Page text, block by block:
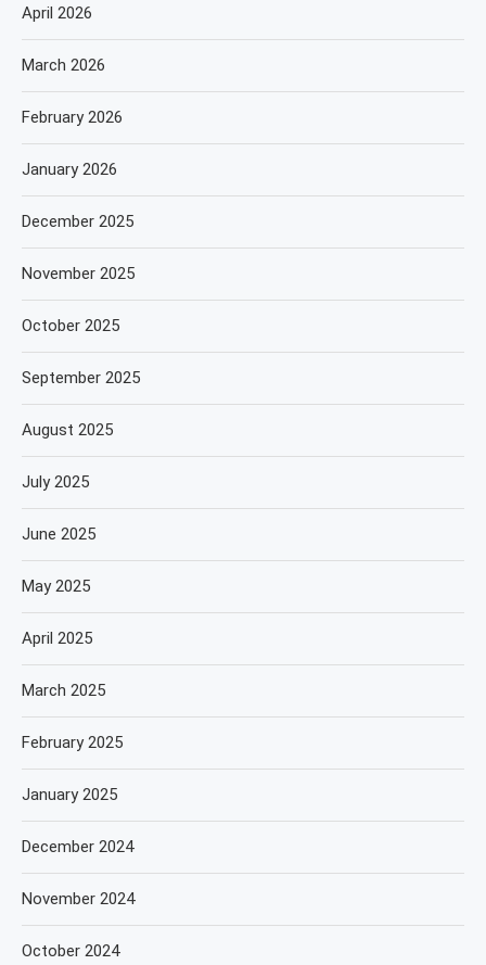
April 2026
March 2026
February 2026
January 2026
December 2025
November 2025
October 2025
September 2025
August 2025
July 2025
June 2025
May 2025
April 2025
March 2025
February 2025
January 2025
December 2024
November 2024
October 2024